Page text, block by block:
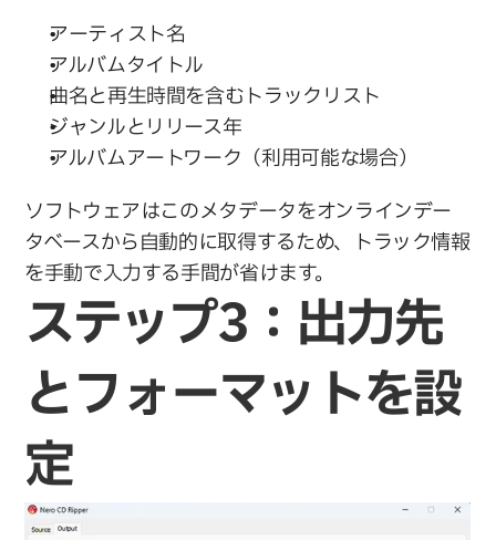
アーティスト名
アルバムタイトル
曲名と再生時間を含むトラックリスト
ジャンルとリリース年
アルバムアートワーク（利用可能な場合）
ソフトウェアはこのメタデータをオンラインデー
タベースから自動的に取得するため、トラック情報
を手動で入力する手間が省けます。
ステップ3：出力先
とフォーマットを設
定